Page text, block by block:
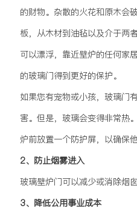
的财物。杂散的火花和原木会
板，从木材到油毡以及介于两
可以漂浮，靠近壁炉的任何家
的玻璃门得到更好的保护。
如果您有宠物或小孩，玻璃门
害。但是，玻璃会变得非常热
炉前放置一个防护屏，以确保
2、防止烟雾进入
玻璃壁炉门可以减少或消除烟
3、降低公用事业成本